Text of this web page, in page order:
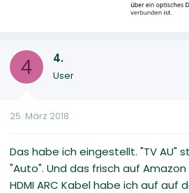
4 4.
User
25. März 2018
Das habe ich eingestellt. "TV AU"
"Auto". Und das frisch auf
HDMI ARC Kabel habe ich auf auf